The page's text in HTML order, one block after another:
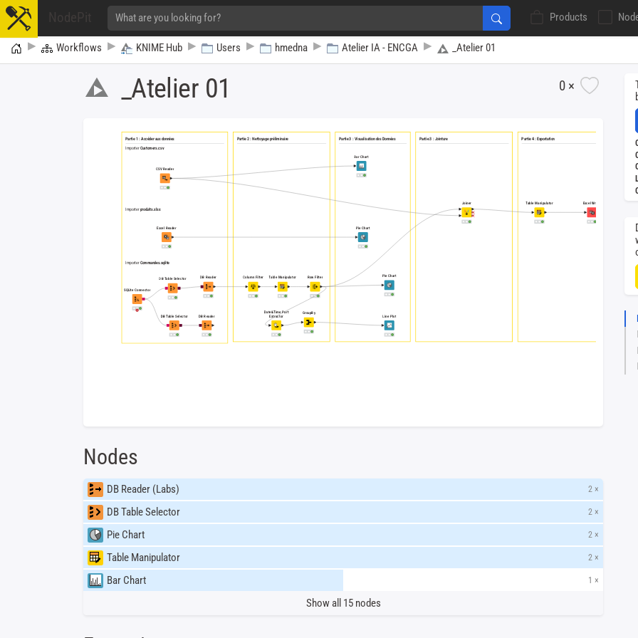
NodePit Products
Home Workflows KNIME Hub Users hmedna Atelier IA - ENCGA _Atelier 01
_​Atelier 01 0 ×
Partie 1 : Accéder aux données
ImporterCustomers.csv
Importerproduits.xlsx
ImporterCommandes.sqlite
Partie 2 : Nettoyage préliminaire Partie 3 : Jointure
Partie 3 : Visualisation des Données
Atelier 01 : Acquisition et Exploration de Données
Naviguer dans l'interface KNIME (Workflow, Nodes, Ports, Console).
Partie 4 : Exportation
CSV Reader
Excel Reader
Excel Writer
SQLite Connector
DB Table Selector DB Reader
DB Table Selector DB Reader
Table Manipulator
Column Filter Pie Chart
Row Filter
Date&Time Part
Extractor
Bar Chart
Pie Chart
Joiner Table Manipulator
GroupBy
Line Plot
Nodes
DB Reader (Labs) 2 ×
DB Table Selector 2 ×
Pie Chart 2 ×
Table Manipulator 2 ×
Bar Chart 1 ×
Show all 15 nodes